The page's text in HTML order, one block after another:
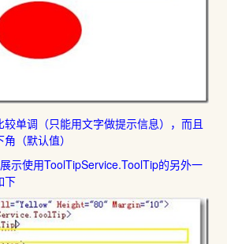
单调（只能用文字做提示信息），而且
（默认值）
示使用ToolTipService.ToolTip的另外一
下